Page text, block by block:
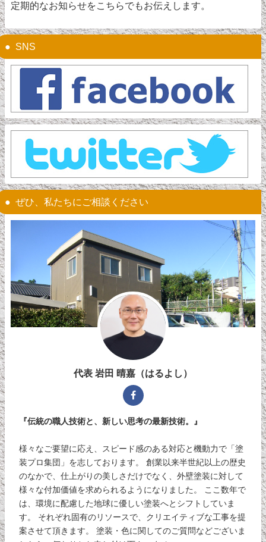
定期的なお知らせをこちらでもお伝えします。
SNS
ぜひ、私たちにご相談ください
代表 岩田 晴嘉（はるよし）
『伝統の職人技術と、新しい思考の最新技術。』
様々なご要望に応え、スピード感のある対応と機動力で「塗
装プロ集団」を志しております。 創業以来半世紀以上の歴史
のなかで、仕上がりの美しさだけでなく、外壁塗装に対して
様々な付加価値を求められるようになりました。 ここ数年で
は、環境に配慮した地球に優しい塗装へとシフトしていま
す。 それぞれ固有のリソースで、クリエイティブな工事を提
案させて頂きます。 塗装・色に関してのご質問などございま